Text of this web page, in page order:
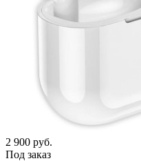
2 900 руб.
Под заказ